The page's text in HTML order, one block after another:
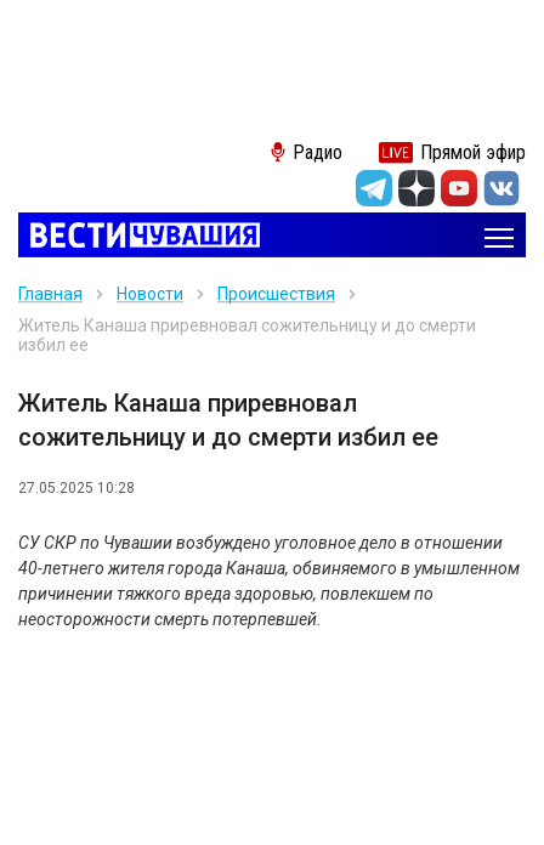
Радио Прямой эфир
Главная Новости
Происшествия
Житель Канаша приревновал сожительницу и до смерти
избил ее
Житель Канаша приревновал
сожительницу и до смерти избил ее
27.05.2025 10:28
СУ СКР по Чувашии возбуждено уголовное дело в отношении
40-летнего жителя города Канаша, обвиняемого в умышленном
причинении тяжкого вреда здоровью, повлекшем по
неосторожности смерть потерпевшей.